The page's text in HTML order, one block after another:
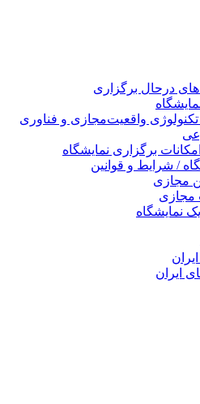
درحال برگزاری
تکنولوژی واقعیت‌مجازی و فناوری
برگزاری نمایشگاه
/ شرایط و قوانین
مجازی
مجازی
نمایشگاه
ایران